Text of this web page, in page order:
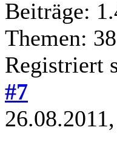
Beiträge:
Themen: 38
Registriert
#7